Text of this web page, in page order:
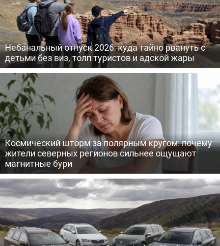
Небанальный отпуск 2026: куда тайно рвануть с
детьми без виз, толп туристов и адской жары
Космический шторм за полярным кругом: почему
жители северных регионов сильнее ощущают
магнитные бури